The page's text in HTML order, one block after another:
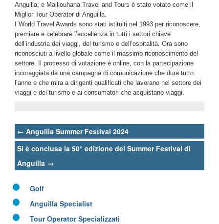
Anguilla; e Malliouhana Travel and Tours è stato votato come il
Miglior Tour Operator di Anguilla.
I World Travel Awards sono stati istituiti nel 1993 per riconoscere,
premiare e celebrare l’eccellenza in tutti i settori chiave
dell’industria dei viaggi, del turismo e dell’ospitalità. Ora sono
riconosciuti a livello globale come il massimo riconoscimento del
settore. Il processo di votazione è online, con la partecipazione
incoraggiata da una campagna di comunicazione che dura tutto
l’anno e che mira a dirigenti qualificati che lavorano nel settore dei
viaggi e del turismo e ai consumatori che acquistano viaggi.
Post
navigation
← Anguilla Summer Festival 2024
Si è conclusa la 50° edizione del Summer Festival di
Anguilla →
Golf
Anguilla Specialist
Tour Operator Specializzati